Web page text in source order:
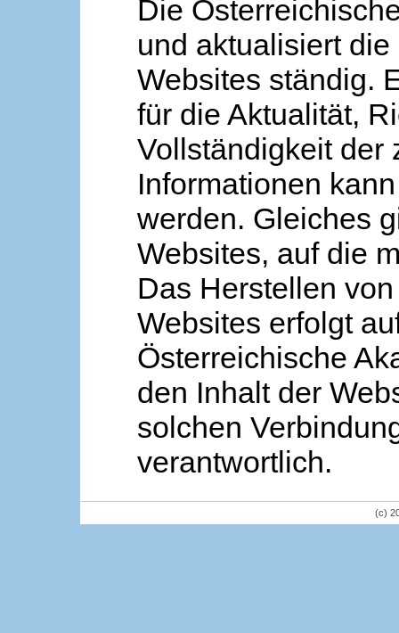
Die
und aktualisiert
Websites ständig.
für die Aktualität,
Vollständigkeit der
Informationen
werden. Gleiches
Websites, auf die
Das Herstellen
Websites erfolgt
Österreichische
den Inhalt der
solchen
verantwortlich.
(c)